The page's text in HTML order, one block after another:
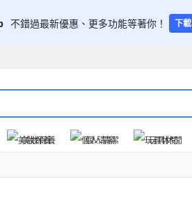
不錯過最新優惠、更多功能等著你！ 下載
美妝保養 個人清潔 玩具休閒